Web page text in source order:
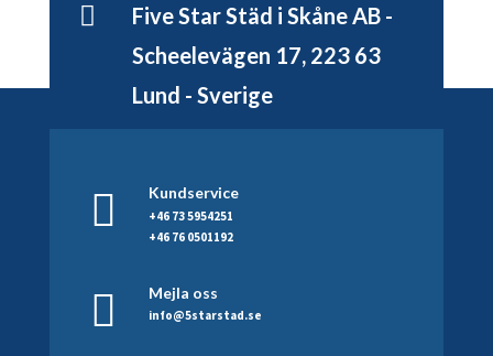
Five Star Städ i Skåne AB -
Scheelevägen 17, 223 63
Lund - Sverige
Kundservice
+46 73 5954251
+46 76 0501192
Mejla oss
info@5starstad.se